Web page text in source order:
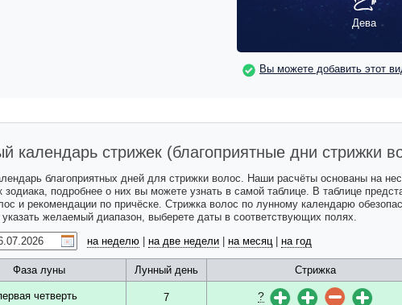
Дева
Вы можете добавить этот
календарь стрижек (благоприятные дни стрижки
благоприятных дней для стрижки волос. Наши расчёты основаны на
подробнее о них вы можете узнать в самой таблице. В таблице
и рекомендации по причёске. Стрижка волос по лунному календарю
указать желаемый диапазон, выберете даты в соответствующих полях.
на неделю на две недели на месяц| на год
Фаза луны Лунный день Стрижка
четверть 7 ?